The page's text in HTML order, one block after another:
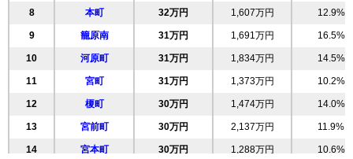
8 本町 32万円 1,607万円 12.9%
9 籠原南 31万円 1,691万円 16.5%
10 河原町 31万円 1,834万円 14.5%
11 宮町 31万円 1,373万円 10.2%
12 榎町 30万円 1,474万円 14.0%
13 宮前町 30万円 2,137万円 11.9%
14 宮本町 30万円 1,288万円 10.6%